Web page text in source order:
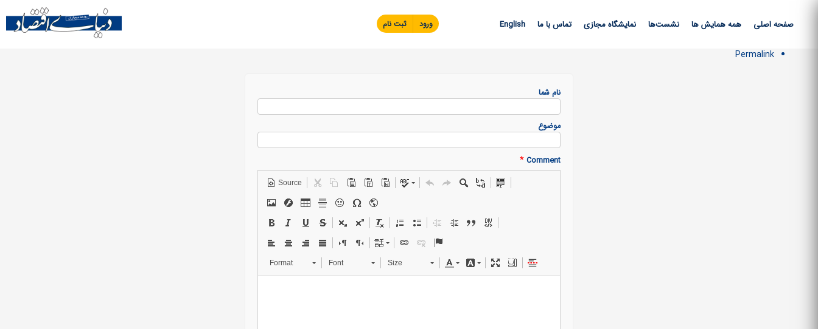
صفحه اصلی همه همایش ها نشست‌ها نمایشگاه مجازی تماس با ما English ورود ثبت نام
Permalink
نام شما
موضوع
Comment
*
Source
Format Font Size